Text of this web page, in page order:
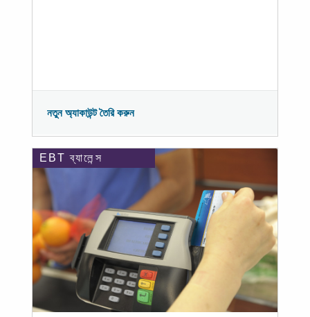
নতুন অ্যাকাউন্ট তৈরি করুন
EBT ব্যালেন্স